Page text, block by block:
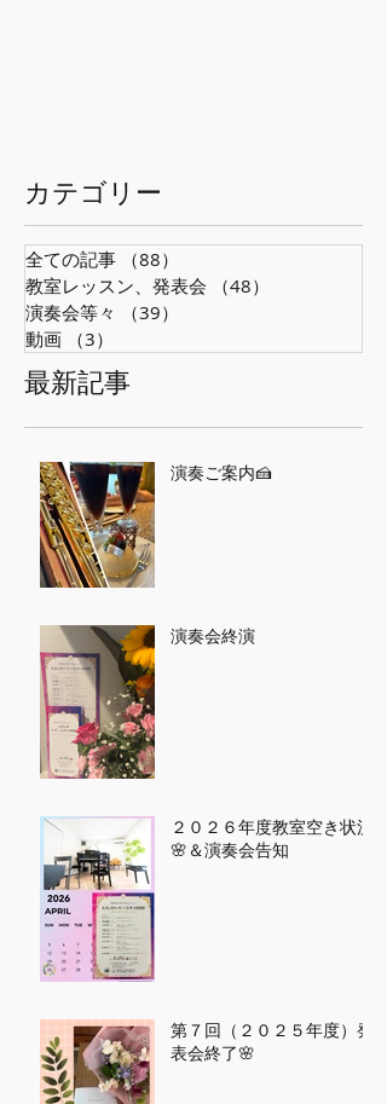
​カテゴリー
全ての記事 （88）
教室レッスン、発表会
（48）
演奏会等々
（39）
動画
（3）
最新記事
演奏ご案内🍰
演奏会終演
２０２６年度教室空き状況
🌸＆演奏会告知
第７回（２０２５年度）発
表会終了🌸